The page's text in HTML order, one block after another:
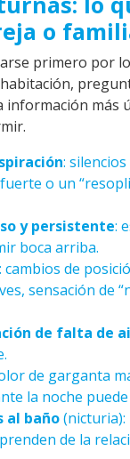
o
primero por
información más
:
o un
y persistente:
boca arriba.
: cambios de
sensación de
de falta de
de garganta
la noche
al baño(nicturia):
de la